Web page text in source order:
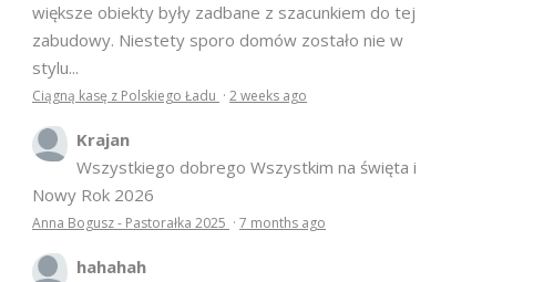
większe obiekty były zadbane z szacunkiem do tej
zabudowy. Niestety sporo domów zostało nie w
stylu...
Ciągną kasę z Polskiego Ładu · 2 weeks ago
Krajan
Wszystkiego dobrego Wszystkim na święta i
Nowy Rok 2026
Anna Bogusz - Pastorałka 2025 · 7 months ago
hahahah